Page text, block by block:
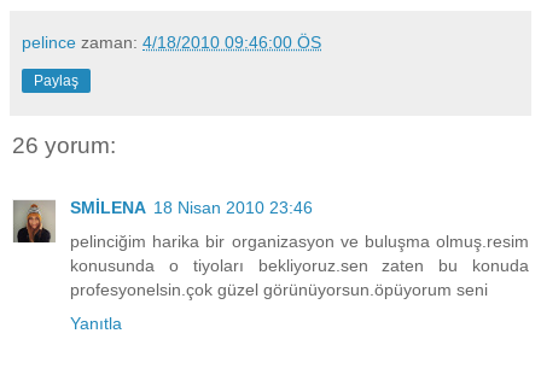
pelince zaman: 4/18/2010 09:46:00 ÖS
Paylaş
26 yorum:
SMİLENA 18 Nisan 2010 23:46
pelinciğim harika bir organizasyon ve buluşma olmuş.resim
konusunda o tiyoları bekliyoruz.sen zaten bu konuda
profesyonelsin.çok güzel görünüyorsun.öpüyorum seni
Yanıtla